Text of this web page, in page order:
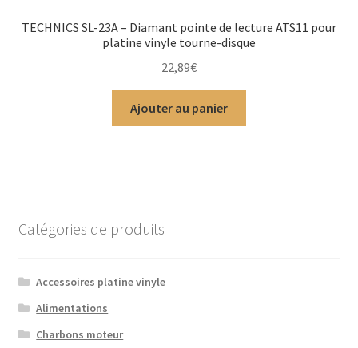
TECHNICS SL-23A – Diamant pointe de lecture ATS11 pour
platine vinyle tourne-disque
22,89€
Ajouter au panier
Catégories de produits
Accessoires platine vinyle
Alimentations
Charbons moteur